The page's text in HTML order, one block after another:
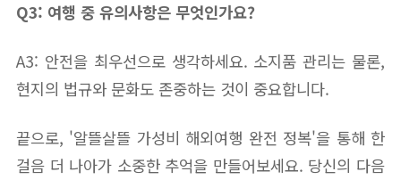
Q3: 여행 중 유의사항은 무엇인가요?
A3: 안전을 최우선으로 생각하세요. 소지품 관리는 물론,
현지의 법규와 문화도 존중하는 것이 중요합니다.
끝으로, '알뜰살뜰 가성비 해외여행 완전 정복'을 통해 한
걸음 더 나아가 소중한 추억을 만들어보세요. 당신의 다음